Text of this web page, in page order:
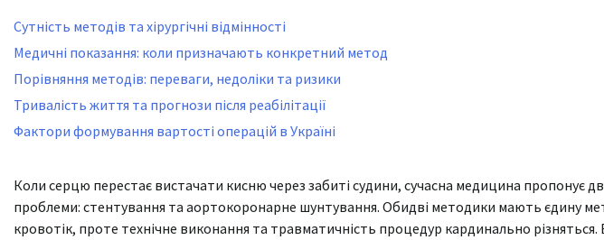
Сутність методів та хірургічні відмінності
Медичні показання: коли призначають конкретний метод
Порівняння методів: переваги, недоліки та ризики
Тривалість життя та прогнози після реабілітації
Фактори формування вартості операцій в Україні
Коли серцю перестає вистачати кисню через забиті судини, сучасна медицина пропонує
проблеми: стентування та аортокоронарне шунтування. Обидві методики мають єдину
кровотік, проте технічне виконання та травматичність процедур кардинально